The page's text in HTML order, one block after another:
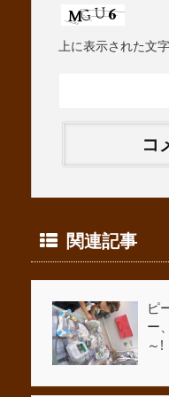
上に表示された文
関連記事
ピ
ー
～!